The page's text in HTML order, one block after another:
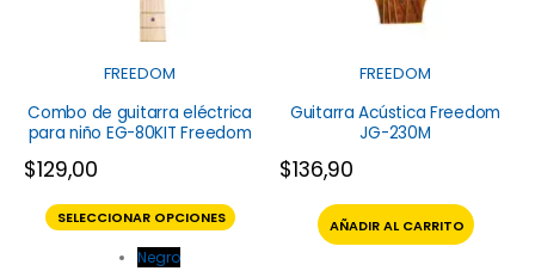
FREEDOM
Combo de guitarra eléctrica
para niño EG-80KIT Freedom
$129,00
SELECCIONAR OPCIONES
Negro
FREEDOM
Guitarra Acústica Freedom
JG-230M
$136,90
AÑADIR AL CARRITO